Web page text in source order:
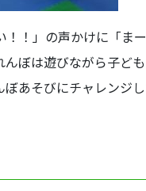
！」の声かけに「ま
ぼは遊びながら子ど
あそびにチャレンジし